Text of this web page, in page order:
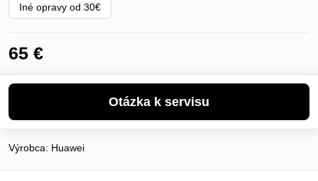
Iné opravy od 30€
65 €
Výrobca: Huawei